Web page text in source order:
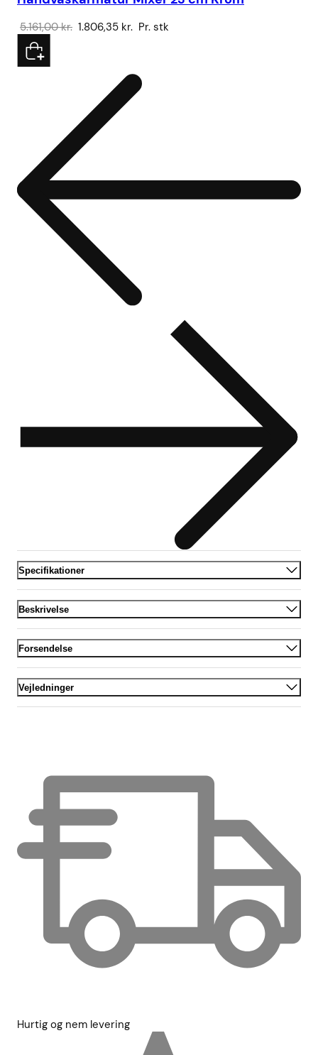
5.161,00kr. Den
5.161,00 kr..
1.806,35 kr. Den
1.806,35 kr..
Pr. stk
Specifikationer
Beskrivelse
Forsendelse
Vejledninger
Hurtig og nem levering